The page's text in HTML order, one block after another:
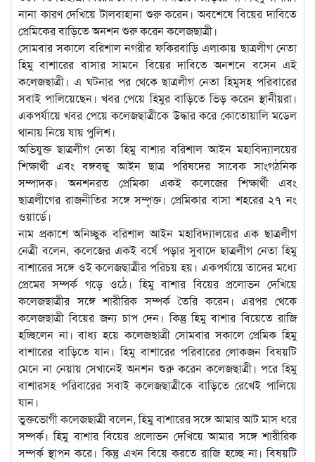
নানা কারণ দেখিয়ে টালবাহানা শুরু করেন। অবশেষে বিয়ের দাবিতে
প্রেমিকের বাড়িতে অনশন শুরু করেন কলেজছাত্রী।
সোমবার সকালে বরিশাল নগরীর ফকিরবাড়ি এলাকায় ছাত্রলীগ নেতা
হিমু বাশারের বাসার সামনে বিয়ের দাবিতে অনশনে বসেন এই
কলেজছাত্রী। এ ঘটনার পর থেকে ছাত্রলীগ নেতা হিমুসহ পরিবারের
সবাই পালিয়েছেন। খবর পেয়ে হিমুর বাড়িতে ভিড় করেন স্থানীয়রা।
একপর্যায়ে খবর পেয়ে কলেজছাত্রীকে উদ্ধার করে কোতোয়ালি মডেল
থানায় নিয়ে যায় পুলিশ।
অভিযুক্ত ছাত্রলীগ নেতা হিমু বাশার বরিশাল আইন মহাবিদ্যালয়ের
শিক্ষার্থী এবং বঙ্গবন্ধু আইন ছাত্র পরিষদের সাবেক সাংগঠনিক
সম্পাদক। অনশনরত প্রেমিকা একই কলেজের শিক্ষার্থী এবং
ছাত্রলীগের রাজনীতির সঙ্গে সম্পৃক্ত। প্রেমিকার বাসা শহরের ২৭ নং
ওয়ার্ডে।
নাম প্রকাশে অনিচ্ছুক বরিশাল আইন মহাবিদ্যালয়ের এক ছাত্রলীগ
নেত্রী বলেন, কলেজের একই বর্ষে পড়ার সুবাদে ছাত্রলীগ নেতা হিমু
বাশারের সঙ্গে ওই কলেজছাত্রীর পরিচয় হয়। একপর্যায়ে তাদের মধ্যে
প্রেমের সম্পর্ক গড়ে ওঠে। হিমু বাশার বিয়ের প্রলোভন দেখিয়ে
কলেজছাত্রীর সঙ্গে শারীরিক সম্পর্ক তৈরি করেন। এরপর থেকে
কলেজছাত্রী বিয়ের জন্য চাপ দেন। কিন্তু হিমু বাশার বিয়েতে রাজি
হচ্ছিলেন না। বাধ্য হয়ে কলেজছাত্রী সোমবার সকালে প্রেমিক হিমু
বাশারের বাড়িতে যান। হিমু বাশারের পরিবারের লোকজন বিষয়টি
মেনে না নেয়ায় সেখানেই অনশন শুরু করেন কলেজছাত্রী। পরে হিমু
বাশারসহ পরিবারের সবাই কলেজছাত্রীকে বাড়িতে রেখেই পালিয়ে
যান।
ভুক্তভোগী কলেজছাত্রী বলেন, হিমু বাশারের সঙ্গে আমার আট মাস ধরে
সম্পর্ক। হিমু বাশার বিয়ের প্রলোভন দেখিয়ে আমার সঙ্গে শারীরিক
সম্পর্ক স্থাপন করে। কিন্তু এখন বিয়ে করতে রাজি হচ্ছে না। বিষয়টি